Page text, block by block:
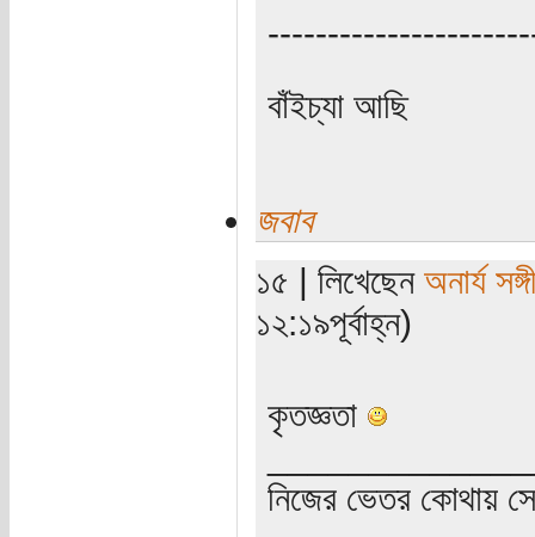
বাঁইচ্যা আছি
জবাব
১৫ | লিখেছেন অনার্য
১২:১৯পূর্বাহ্ন)
কৃতজ্ঞতা
নিজের ভেতর কোথায়